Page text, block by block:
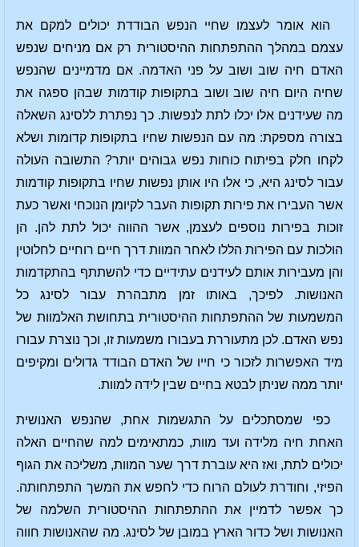
הוא אומר לעצמו שחיי הנפש הבודדת יכולים למקם את
עצמם במהלך ההתפתחות ההיסטורית רק אם מניחים שנפש
האדם חיה שוב ושוב על פני האדמה. אם מדמיינים שהנפש
שחיה היום חיה שוב ושוב בתקופות קודמות שבהן ספגה את
מה שעידנים אלו יכלו לתת לנפשות. כך נפתרת ללסינג השאלה
בצורה מספקת: מה עם הנפשות שחיו בתקופות קדומות ושלא
לקחו חלק בפיתוח כוחות נפש גבוהים יותר? התשובה העולה
עבור לסינג היא, כי אלו היו אותן נפשות שחיו בתקופות קודמות
אשר העבירו את פירות תקופות העבר לקיומן הנוכחי ואשר כעת
זוכות בפירות נוספים לעצמן, אשר ההווה יכול לתת להן. הן
הולכות עם הפירות הללו לאחר המוות דרך חיים רוחיים לחלוטין
והן מעבירות אותם לעידנים עתידיים כדי להשתתף בהתקדמות
האנושות. לפיכך, באותו זמן מתבהרת עבור לסינג כל
המשמעות של ההתפתחות ההיסטורית בתחושת האלמוות של
נפש האדם. לכן מתעוררת בעבורו משמעות זו, וכך נוצרת עבורו
מיד האפשרות לזכור כי חייו של האדם הבודד גדולים ומקיפים
יותר ממה שניתן לבטא בחיים שבין לידה למוות.
כפי שמסתכלים על התגשמות אחת, שהנפש האנושית
האחת חיה מלידה ועד מוות, כמתאימים למה שהחיים האלה
יכולים לתת, ואז היא עוברת דרך שער המוות, משליכה את הגוף
הפיזי, וחודרת לעולם הרוח כדי לחפש את המשך התפתחותה.
כך אפשר לדמיין את ההתפתחות ההיסטורית השלמה של
האנושות ושל כדור הארץ במובן של לסינג. מה שהאנושות חווה